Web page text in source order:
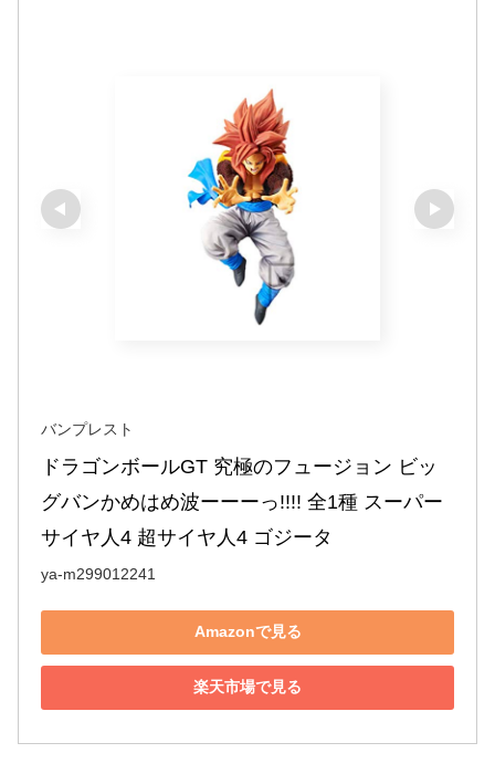
バンプレスト
ドラゴンボールGT 究極のフュージョン ビッ
グバンかめはめ波ーーーっ!!!! 全1種 スーパー
サイヤ人4 超サイヤ人4 ゴジータ
ya-m299012241
Amazonで見る
楽天市場で見る